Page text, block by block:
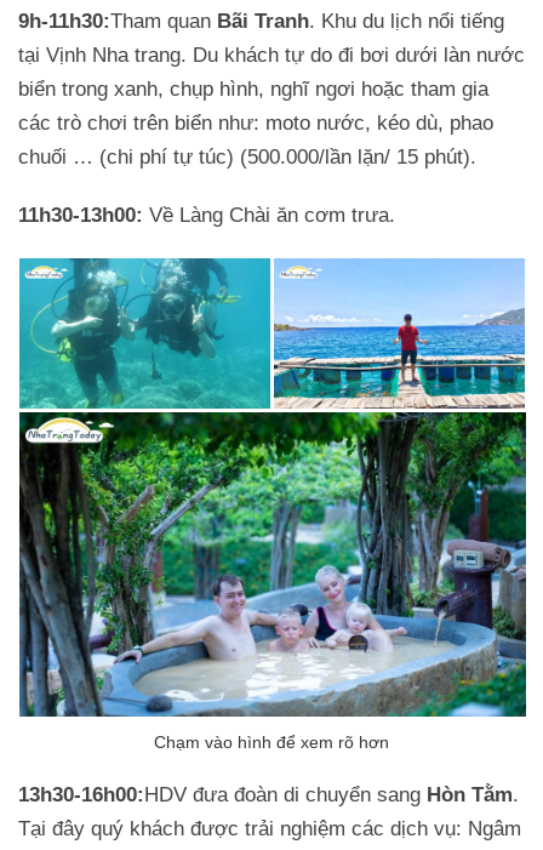
9h-11h30:Tham quan Bãi Tranh. Khu du lịch nổi tiếng
tại Vịnh Nha trang. Du khách tự do đi bơi dưới làn nước
biển trong xanh, chụp hình, nghĩ ngơi hoặc tham gia
các trò chơi trên biển như: moto nước, kéo dù, phao
chuối … (chi phí tự túc) (500.000/lần lặn/ 15 phút).
11h30-13h00: Về Làng Chài ăn cơm trưa.
13h30-16h00: HDV đưa đoàn di chuyển sang Hòn Tằm.
Tại đây quý khách được trải nghiệm các dịch vụ: Ngâm